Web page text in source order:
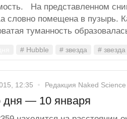
На представленном
словно помещена в пузырь.
туманность
# Hubble # звезда #
12:35 Редакция Naked Science
дня — 10 января